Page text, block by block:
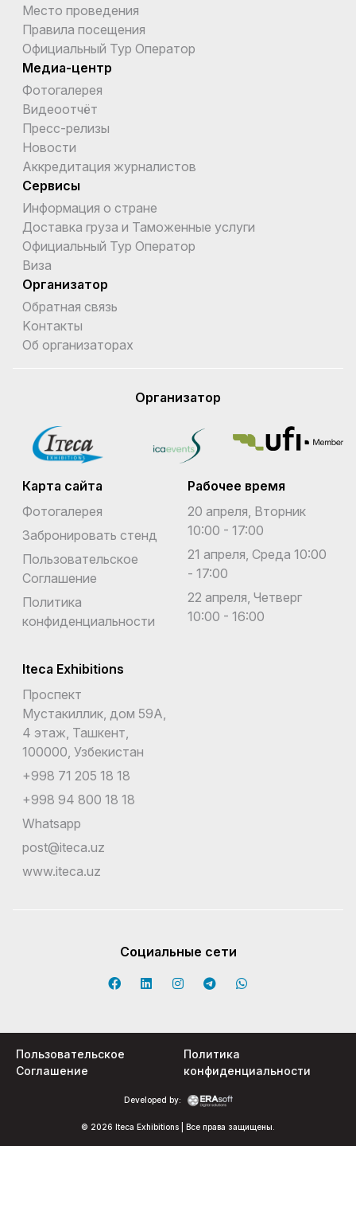
Место проведения
Правила посещения
Официальный Тур Оператор
Медиа-центр
Фотогалерея
Видеоотчёт
Пресс-релизы
Новости
Аккредитация журналистов
Сервисы
Информация о стране
Доставка груза и Таможенные услуги
Официальный Тур Оператор
Виза
Организатор
Обратная связь
Kонтакты
Об организаторах
Организатор
Карта сайта
Фотогалерея
Забронировать стенд
Пользовательское
Соглашение
Политика
конфиденциальности
Рабочее время
20 апреля, Вторник
10:00 - 17:00
21 апреля, Среда 10:00
- 17:00
22 апреля, Четверг
10:00 - 16:00
Iteca Exhibitions
Проспект
Мустакиллик, дом 59А,
4 этаж, Ташкент,
100000, Узбекистан
+998 71 205 18 18
+998 94 800 18 18
Whatsapp
post@iteca.uz
www.iteca.uz
Социальные сети
© 2026 Iteca Exhibitions | Все права защищены.
Developed by:
Пользовательское
Соглашение
Политика
конфиденциальности